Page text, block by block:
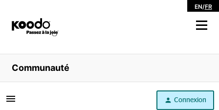
EN/FR
Magasiner
Libre service
Aide
Communauté
Connexion